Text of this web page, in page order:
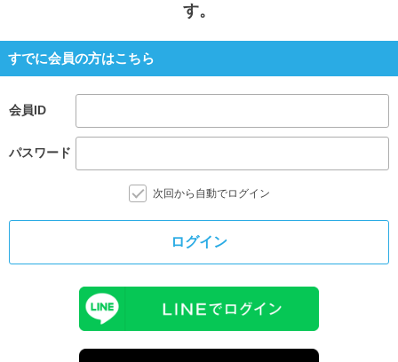
す。
すでに会員の方はこちら
会員ID
パスワード
次回から自動でログイン
ログイン